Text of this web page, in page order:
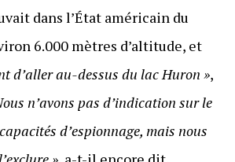
dans l’État américain du
6.000 mètres d’altitude, et
d’aller au-dessus du lac Huron »,
n’avons pas d’indication sur le
d’espionnage, mais nous